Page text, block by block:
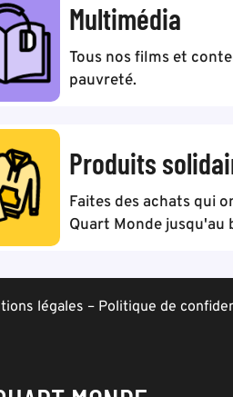
Multimédia
Tous nos films et
pauvreté.
Produits
Faites des achats qui
Quart Monde jusqu'au
légales – Politique de